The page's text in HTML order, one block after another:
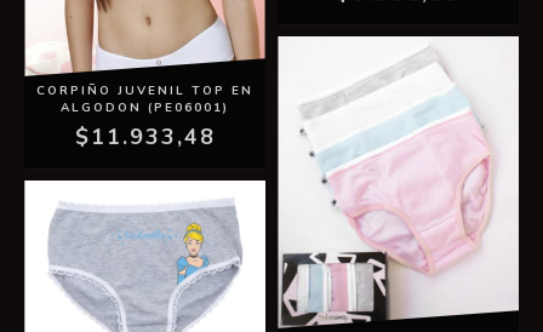
CORPIÑO JUVENIL TOP EN
ALGODON (PE06001)
$11.933,48